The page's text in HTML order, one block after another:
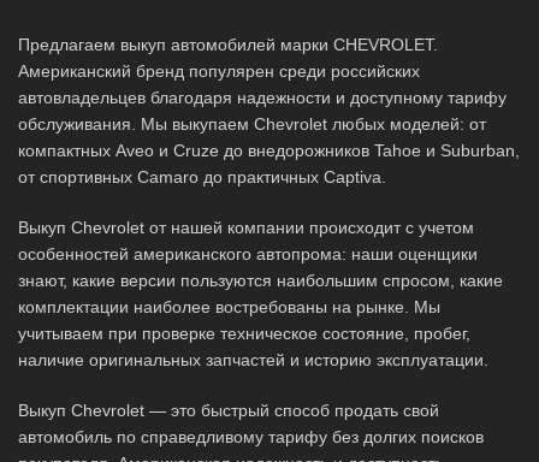
Предлагаем выкуп автомобилей марки CHEVROLET.
Американский бренд популярен среди российских
автовладельцев благодаря надежности и доступному тарифу
обслуживания. Мы выкупаем Chevrolet любых моделей: от
компактных Aveo и Cruze до внедорожников Tahoe и Suburban,
от спортивных Camaro до практичных Captiva.
Выкуп Chevrolet от нашей компании происходит с учетом
особенностей американского автопрома: наши оценщики
знают, какие версии пользуются наибольшим спросом, какие
комплектации наиболее востребованы на рынке. Мы
учитываем при проверке техническое состояние, пробег,
наличие оригинальных запчастей и историю эксплуатации.
Выкуп Chevrolet — это быстрый способ продать свой
автомобиль по справедливому тарифу без долгих поисков